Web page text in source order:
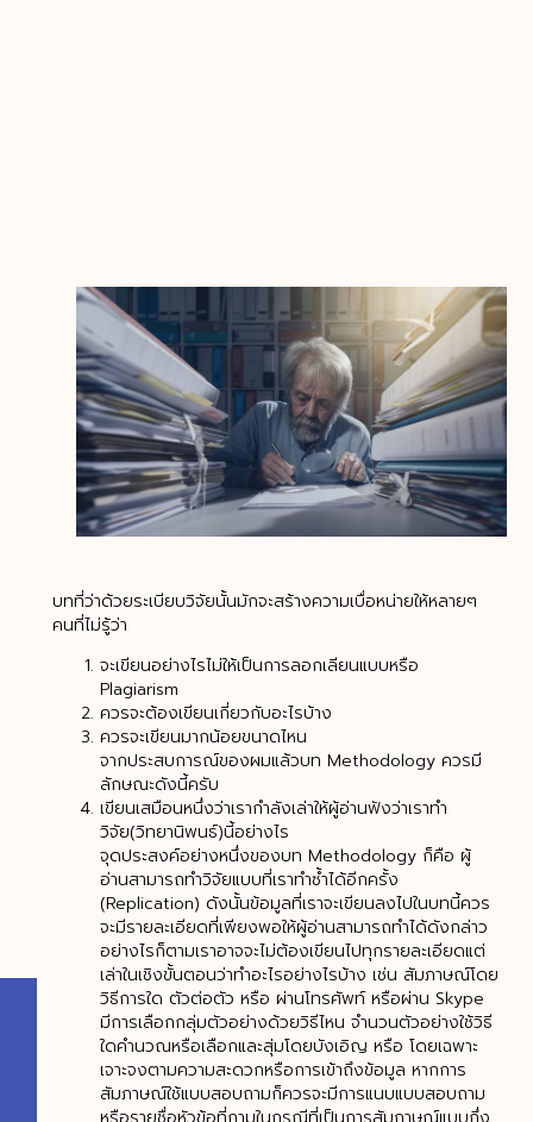
บทที่ว่าด้วยระเบียบวิจัยนั้นมักจะสร้างความเบื่อหน่ายให้หลายๆ
คนที่ไม่รู้ว่า
จะเขียนอย่างไรไม่ให้เป็นการลอกเลียนแบบหรือ
Plagiarism
ควรจะต้องเขียนเกี่ยวกับอะไรบ้าง
ควรจะเขียนมากน้อยขนาดไหน
จากประสบการณ์ของผมแล้วบท Methodology ควรมี
ลักษณะดังนี้ครับ
เขียนเสมือนหนึ่งว่าเรากำลังเล่าให้ผู้อ่านฟังว่าเราทำ
วิจัย(วิทยานิพนธ์)นี้อย่างไร
จุดประสงค์อย่างหนึ่งของบท Methodology ก็คือ ผู้
อ่านสามารถทำวิจัยแบบที่เราทำซ้ำได้อีกครั้ง
(Replication) ดังนั้นข้อมูลที่เราจะเขียนลงไปในบทนี้ควร
จะมีรายละเอียดที่เพียงพอให้ผู้อ่านสามารถทำได้ดังกล่าว
อย่างไรก็ตามเราอาจจะไม่ต้องเขียนไปทุกรายละเอียดแต่
เล่าในเชิงขั้นตอนว่าทำอะไรอย่างไรบ้าง เช่น สัมภาษณ์โดย
วิธีการใด ตัวต่อตัว หรือ ผ่านโทรศัพท์ หรือผ่าน Skype
มีการเลือกกลุ่มตัวอย่างด้วยวิธีไหน จำนวนตัวอย่างใช้วิธี
ใดคำนวณหรือเลือกและสุ่มโดยบังเอิญ หรือ โดยเฉพาะ
เจาะจงตามความสะดวกหรือการเข้าถึงข้อมูล หากการ
สัมภาษณ์ใช้แบบสอบถามก็ควรจะมีการแนบแบบสอบถาม